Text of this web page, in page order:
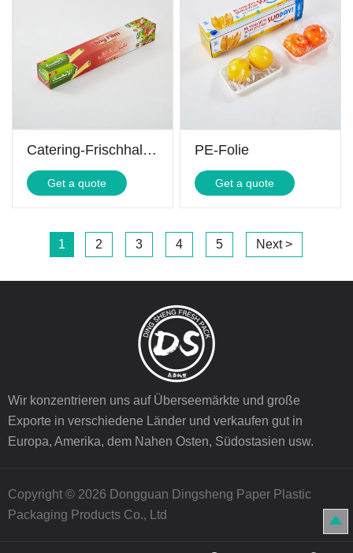
Catering-Frischhaltefolie
Get a quote
PE-Folie
Get a quote
1 2 3 4 5 Next >
Wir konzentrieren uns auf Überseemärkte und große
Exporte in verschiedene Länder und verkaufen gut in
Europa, Amerika, dem Nahen Osten, Südostasien usw.
Copyright © 2026 Dongguan Dingsheng Paper Plastic
Packaging Products Co., Ltd